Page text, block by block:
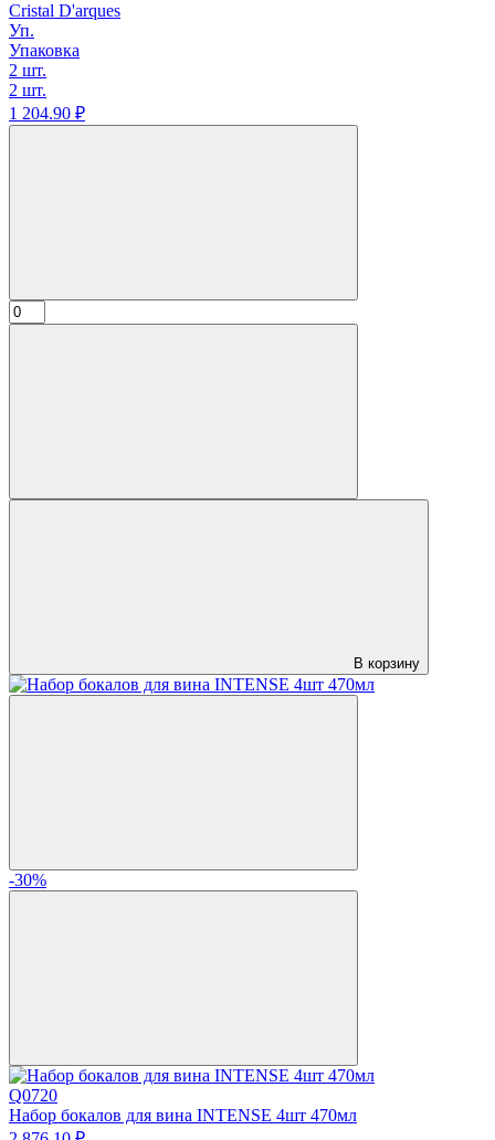
Cristal D'arques
Уп.
Упаковка
2 шт.
2 шт.
1 204.90 ₽
В корзину
-30%
Q0720
Набор бокалов для вина INTENSE 4шт 470мл